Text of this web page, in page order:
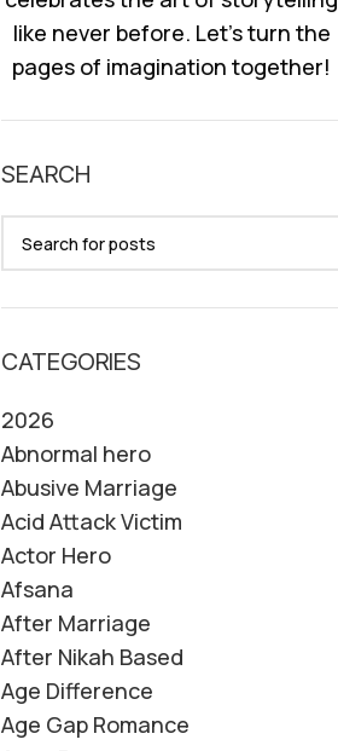
08
AUG
like never before. Let’s turn the
pages of imagination together!
SEARCH
CATEGORIES
2026
Abnormal hero
Abusive Marriage
Acid Attack Victim
Actor Hero
Afsana
After Marriage
After Nikah Based
Age Difference
Age Gap Romance